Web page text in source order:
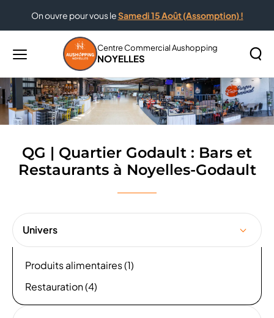
On ouvre pour vous leSamedi 15 Août (Assomption) !
Menu
principal
Centre Commercial Aushopping
NOYELLES
Rechercher
sur
le
site
Lancer
la
Accueil
QG | Quartier Godault : Bars et Restaurants à
Noyelles-Godault
QG | Quartier Godault : Bars et
Restaurants à Noyelles-Godault
Univers
Produits alimentaires (1)
Restauration (4)